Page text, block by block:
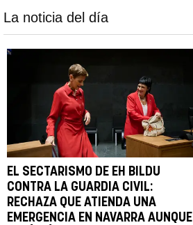
La noticia del día
EL SECTARISMO DE EH BILDU
CONTRA LA GUARDIA CIVIL:
RECHAZA QUE ATIENDA UNA
EMERGENCIA EN NAVARRA AUNQUE